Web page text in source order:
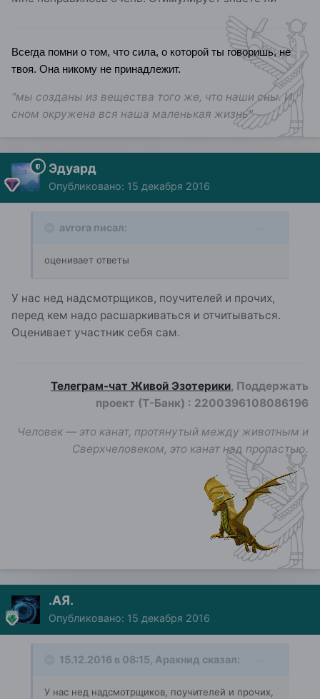
Всегда помни о том, что сила, о которой ты говоришь, не
твоя. Она никому не принадлежит.
"мы созданы из вещества того же, что наши сны. И
сном окружена вся наша маленькая жизнь"
Эдуард
Опубликовано: 15 декабря 2016
avrora писал:
оценивает ответы
У нас нед надсмотрщиков, поучителей и прочих,
перед кем надо расшаркиваться и отчитываться.
Оценивает участник себя сам.
Телеграм-чат Живой Эзотерики, Поддержать
проект (Т-Банк) : 2200396108086196
Человек — это канат, протянутый между животным и
Сверхчеловеком, это канат над пропастью.
.АЯ.
Опубликовано: 15 декабря 2016
15.12.2016 в 08:15, Арахнид сказал:
У нас нед надсмотрщиков, поучителей и прочих,